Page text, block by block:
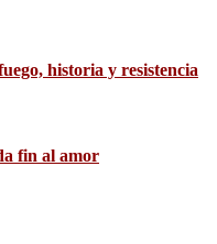
historia y resistencia
fin al amor